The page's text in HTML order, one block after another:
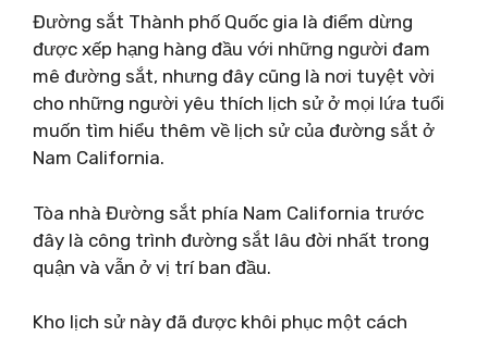
Đường sắt Thành phố Quốc gia là điểm dừng
được xếp hạng hàng đầu với những người đam
mê đường sắt, nhưng đây cũng là nơi tuyệt vời
cho những người yêu thích lịch sử ở mọi lứa tuổi
muốn tìm hiểu thêm về lịch sử của đường sắt ở
Nam California.
Tòa nhà Đường sắt phía Nam California trước
đây là công trình đường sắt lâu đời nhất trong
quận và vẫn ở vị trí ban đầu.
Kho lịch sử này đã được khôi phục một cách